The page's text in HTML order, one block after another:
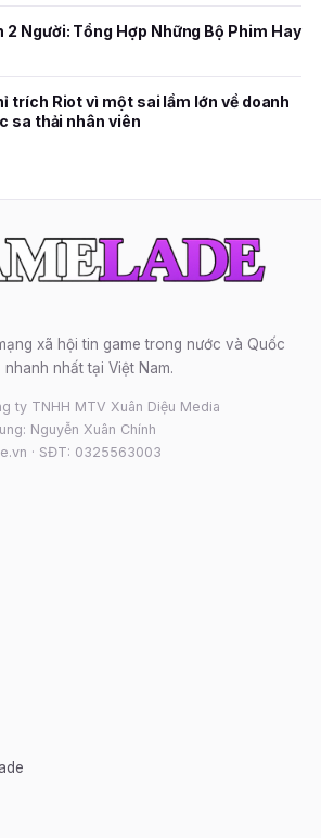
2 Người: Tổng Hợp Những Bộ Phim Hay
trích Riot vì một sai lầm lớn về doanh
sa thải nhân viên
xã hội tin game trong nước và Quốc
nhất tại Việt Nam.
ty TNHH MTV Xuân Diệu Media
Nguyễn Xuân Chính
· SĐT: 0325563003